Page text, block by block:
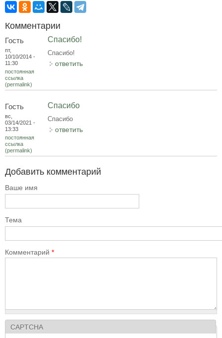
Комментарии
Гость
пт,
10/10/2014 -
11:30
постоянная
ссылка
(permalink)
Спасибо!
Спасибо!
ответить
Гость
вс,
03/14/2021 -
13:33
постоянная
ссылка
(permalink)
Спасибо
Спасибо
ответить
Добавить комментарий
Ваше имя
Тема
Комментарий *
CAPTCHA